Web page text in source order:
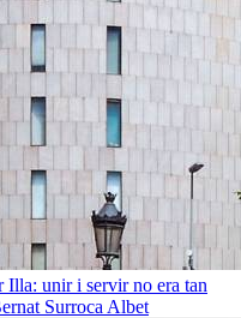
Illa: unir i servir no era tan
Surroca Albet